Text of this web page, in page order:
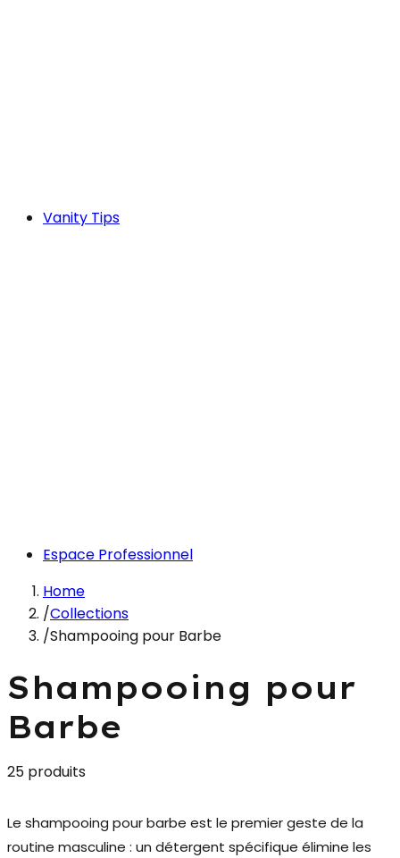
Vanity Tips
Espace Professionnel
Home
/Collections
/Shampooing pour Barbe
Shampooing pour
Barbe
25 produits
Le shampooing pour barbe est le premier geste de la
routine masculine : un détergent spécifique élimine les